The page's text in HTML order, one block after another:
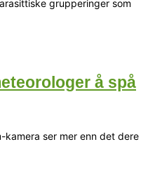
grupperinger som
å spå
ser mer enn det dere